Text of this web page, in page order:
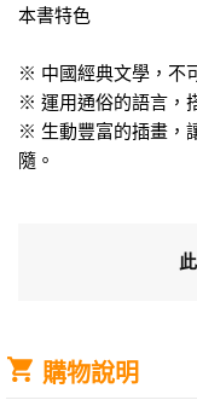
本書特色
※ 中國經典文學，不
※ 運用通俗的語言，
※ 生動豐富的插畫，
隨。
購物說明